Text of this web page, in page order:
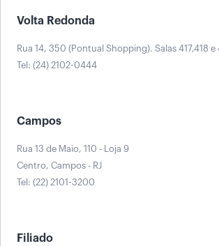
Volta Redonda
Rua 14, 350 (Pontual Shopping). Salas 417,418 e
Tel: (24) 2102-0444
Campos
Rua 13 de Maio, 110 - Loja 9
Centro, Campos - RJ
Tel: (22) 2101-3200
Filiado